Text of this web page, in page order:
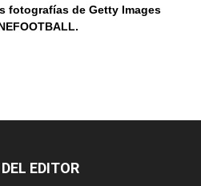
fotografías de Getty Images
OOTBALL.
EDITOR